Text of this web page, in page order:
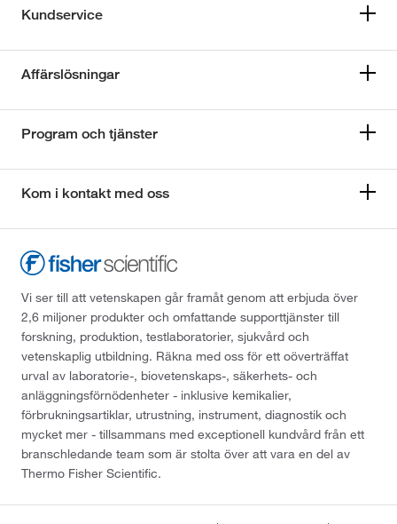
Kundservice
Affärslösningar
Program och tjänster
Kom i kontakt med oss
Vi ser till att vetenskapen går framåt genom att erbjuda över
2,6 miljoner produkter och omfattande supporttjänster till
forskning, produktion, testlaboratorier, sjukvård och
vetenskaplig utbildning. Räkna med oss för ett oöverträffat
urval av laboratorie-, biovetenskaps-, säkerhets- och
anläggningsförnödenheter - inklusive kemikalier,
förbrukningsartiklar, utrustning, instrument, diagnostik och
mycket mer - tillsammans med exceptionell kundvård från ett
branschledande team som är stolta över att vara en del av
Thermo Fisher Scientific.